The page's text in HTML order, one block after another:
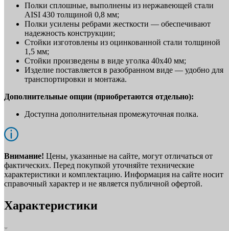
Полки сплошные, выполнены из нержавеющей стали
AISI 430 толщиной 0,8 мм;
Полки усилены ребрами жесткости — обеспечивают
надежность конструкции;
Стойки изготовлены из оцинкованной стали толщиной
1,5 мм;
Стойки произведены в виде уголка 40х40 мм;
Изделие поставляется в разобранном виде — удобно для
транспортировки и монтажа.
Дополнительные опции (приобретаются отдельно):
Доступна дополнительная промежуточная полка.
Внимание! Цены, указанные на сайте, могут отличаться от
фактических. Перед покупкой уточняйте технические
характеристики и комплектацию. Информация на сайте носит
справочный характер и не является публичной офертой.
Характеристики